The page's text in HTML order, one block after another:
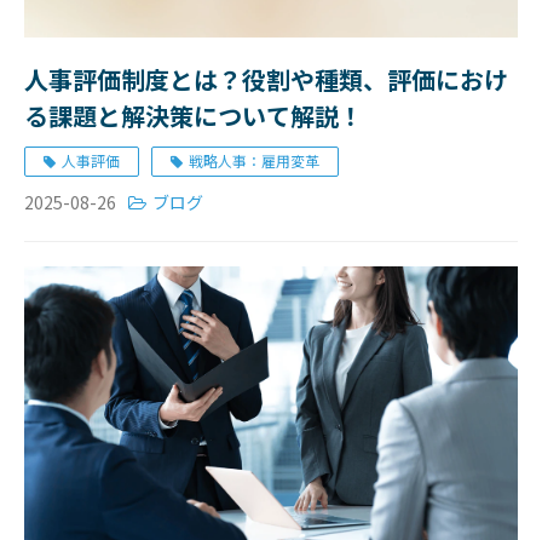
人事評価制度とは？役割や種類、評価におけ
る課題と解決策について解説！
人事評価 戦略人事：雇用変革
2025-08-26 ブログ